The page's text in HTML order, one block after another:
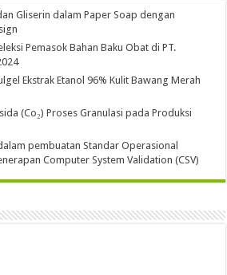
Gliserin dalam Paper Soap dengan
Pemasok Bahan Baku Obat di PT.
Ekstrak Etanol 96% Kulit Bawang Merah
(Co₂) Proses Granulasi pada Produksi
pembuatan Standar Operasional
Computer System Validation (CSV)